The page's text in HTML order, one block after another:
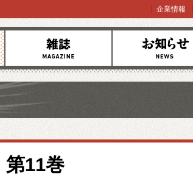
雑誌 お知らせ
企業情報
第11巻